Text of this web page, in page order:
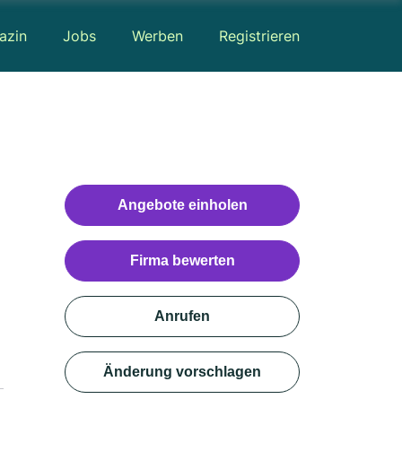
Jobs Werben Registrieren
Angebote einholen
Firma bewerten
Anrufen
Änderung vorschlagen